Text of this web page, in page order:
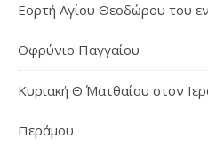
Εορτή Αγίου Θεοδώρου του
Οφρύνιο Παγγαίου
Κυριακή Θ΄ Ματθαίου στον
Περάμου